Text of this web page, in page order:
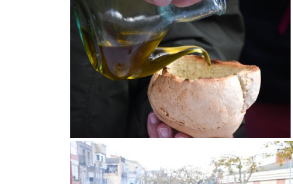
Festa de l'Oli a la Fatarella